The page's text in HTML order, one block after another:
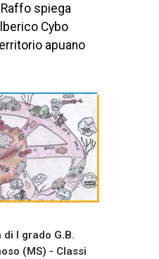
spiega
Cybo
apuano
I grado G.B.
(MS) - Classi